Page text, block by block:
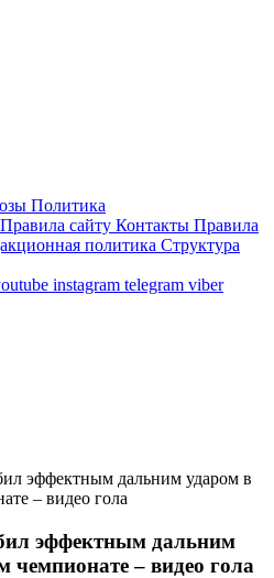
Политика
Правила сайту Контакты Правила
политика Структура
instagram telegram viber
эффектным дальним ударом в
– видео гола
эффектным дальним
чемпионате – видео гола